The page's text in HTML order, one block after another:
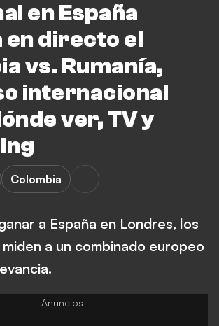
en España
en directo el
vs. Rumanía,
internacional
ver, TV y
Colombia
a España en Londres, los
a un combinado europeo